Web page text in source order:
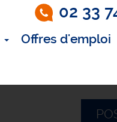
02 33
Offres d'emploi